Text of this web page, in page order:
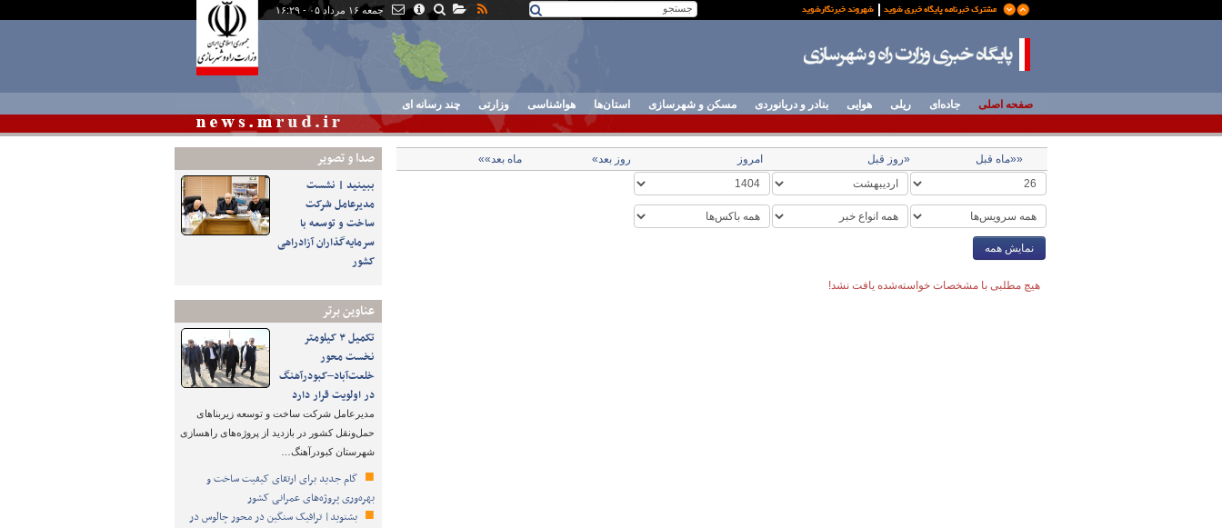
جمعه ۱۶ مرداد ۰۵ - ۱۶:۲۹
صفحه اصلی جاده‌ای ریلی هوایی بنادر و دریانوردی مسکن و شهرسازی استان‌ها هواشناسی وزارتی چند رسانه ای
صدا و تصوير
ببینید | نشست
مدیرعامل شرکت
ساخت و توسعه با
سرمایه‌گذاران آزادراهی
کشور
عناوین برتر
تکمیل ۳ کیلومتر
نخست محور
خلعت‌آباد–کبودرآهنگ
در اولویت قرار دارد
مدیرعامل شرکت ساخت و توسعه زیربناهای
حمل‌ونقل کشور در بازدید از پروژه‌های راهسازی
شهرستان کبودرآهنگ…
گام جدید برای ارتقای کیفیت ساخت و
بهره‌وری پروژه‌های عمرانی کشور
بشنوید| ترافیک سنگین در محور چالوس در
««ماه قبل «روز قبل امروز روز بعد» ماه بعد»»
نمایش همه
هیچ مطلبی با مشخصات خواسته‌شده یافت نشد!